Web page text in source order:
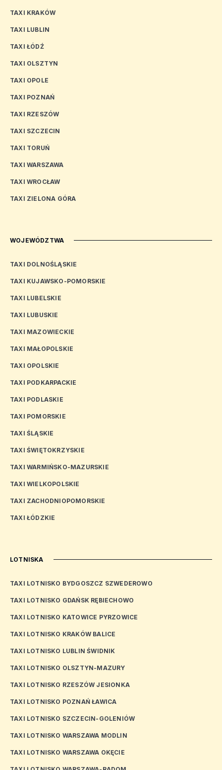
TAXI KRAKÓW
TAXI LUBLIN
TAXI ŁÓDŹ
TAXI OLSZTYN
TAXI OPOLE
TAXI POZNAŃ
TAXI RZESZÓW
TAXI SZCZECIN
TAXI TORUŃ
TAXI WARSZAWA
TAXI WROCŁAW
TAXI ZIELONA GÓRA
WOJEWÓDZTWA
TAXI DOLNOŚLĄSKIE
TAXI KUJAWSKO-POMORSKIE
TAXI LUBELSKIE
TAXI LUBUSKIE
TAXI MAZOWIECKIE
TAXI MAŁOPOLSKIE
TAXI OPOLSKIE
TAXI PODKARPACKIE
TAXI PODLASKIE
TAXI POMORSKIE
TAXI ŚLĄSKIE
TAXI ŚWIĘTOKRZYSKIE
TAXI WARMIŃSKO-MAZURSKIE
TAXI WIELKOPOLSKIE
TAXI ZACHODNIOPOMORSKIE
TAXI ŁÓDZKIE
LOTNISKA
TAXI LOTNISKO BYDGOSZCZ SZWEDEROWO
TAXI LOTNISKO GDAŃSK RĘBIECHOWO
TAXI LOTNISKO KATOWICE PYRZOWICE
TAXI LOTNISKO KRAKÓW BALICE
TAXI LOTNISKO LUBLIN ŚWIDNIK
TAXI LOTNISKO OLSZTYN-MAZURY
TAXI LOTNISKO RZESZÓW JESIONKA
TAXI LOTNISKO POZNAŃ ŁAWICA
TAXI LOTNISKO SZCZECIN-GOLENIÓW
TAXI LOTNISKO WARSZAWA MODLIN
TAXI LOTNISKO WARSZAWA OKĘCIE